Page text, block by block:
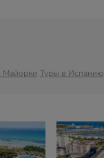
Майорки Туры в Испанию